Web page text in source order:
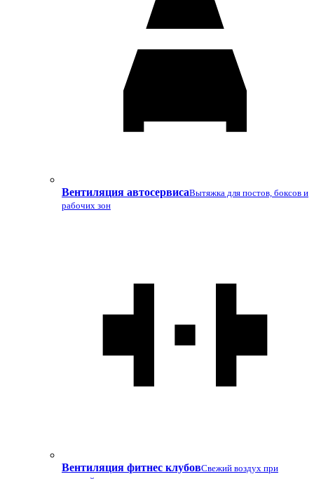
Вентиляция автосервисаВытяжка для постов, боксов и
рабочих зон
Вентиляция фитнес клубовСвежий воздух при